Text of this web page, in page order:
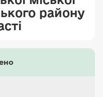
району